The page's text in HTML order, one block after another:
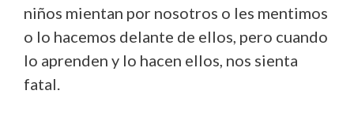
niños mientan por nosotros o les mentimos
o lo hacemos delante de ellos, pero cuando
lo aprenden y lo hacen ellos, nos sienta
fatal.